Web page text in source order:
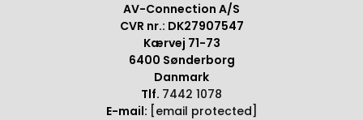
AV-Connection A/S
CVR nr.: DK27907547
Kærvej 71-73
6400 Sønderborg
Danmark
Tlf. 7442 1078
E-mail: [email protected]